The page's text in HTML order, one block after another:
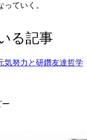
ていく。
る記事
気努力と研鑽友達哲学
ー